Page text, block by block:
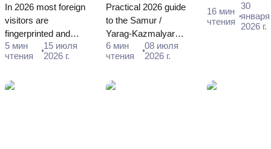
2026:
Fingerprints
and Facial
Scans for
Travellers
In 2026 most foreign
visitors are
fingerprinted and
photographed at
Russia's border.
what happens, the
5 мин
чтения
15 июля
2026 г.
Russia Land
Border in 2026:
Samur / Yarag-
Kazmalyar
Practical 2026 guide
to the Samur /
Yarag-Kazmalyar
crossing: why it's
effectively one-way
you need a consular
6 мин
чтения
08 июля
2026 г.
Cathedral in
St
Schedule
16 мин
чтения
30
января
2026 г.